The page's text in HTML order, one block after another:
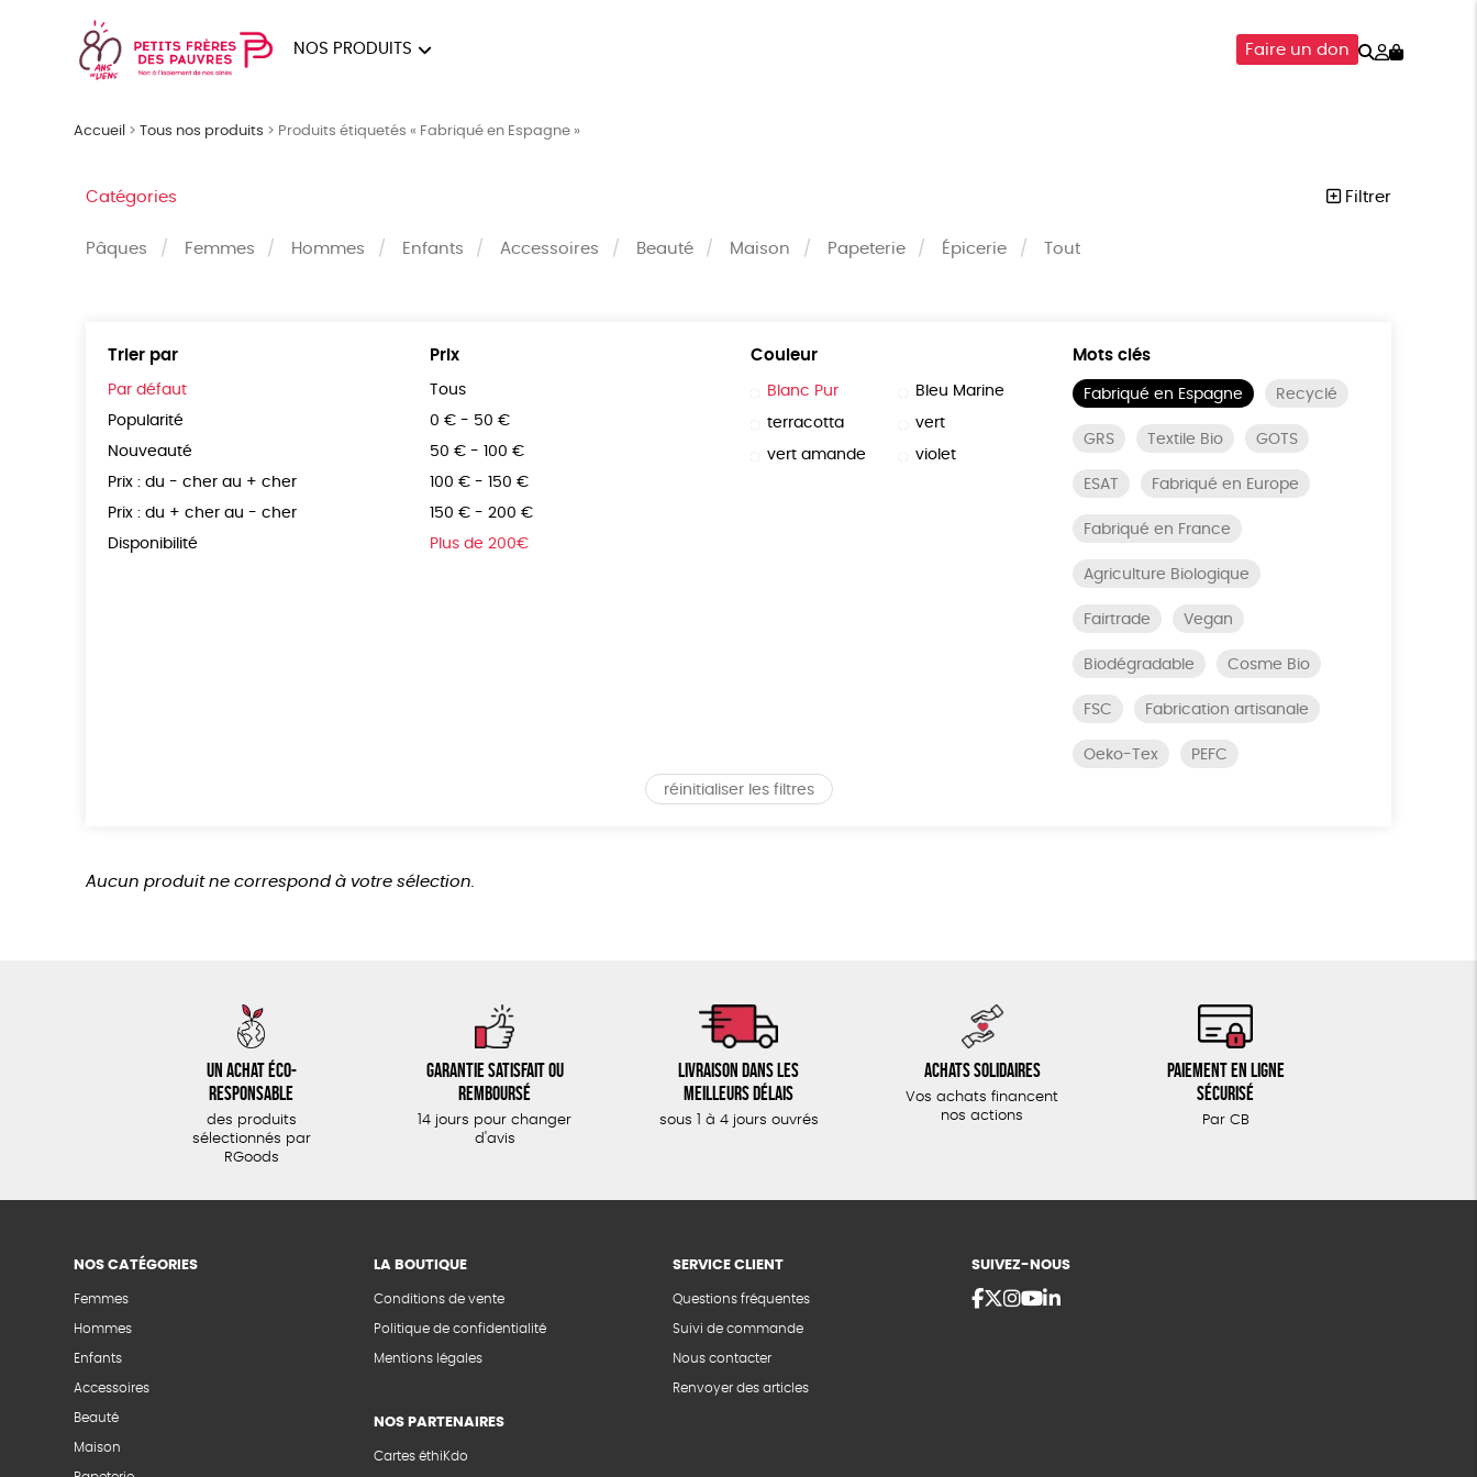
NOS PRODUITS Faire un don Rechercher
Mon
Accueil >Tous nos produits > Produits étiquetés « Fabriqué en Espagne »
Catégories Filtrer
Pâques Femmes Hommes Enfants Accessoires Beauté Maison Papeterie Épicerie Tout
Trier par
Par défaut
Popularité
Nouveauté
Prix : du - cher au + cher
Prix : du + cher au - cher
Disponibilité
Prix
Tous
0 € - 50 €
50 € - 100 €
100 € - 150 €
150 € - 200 €
Plus de 200€
Couleur
Blanc Pur Bleu Marine
terracotta vert
vert amande violet
Mots clés
Fabriqué en Espagne Recyclé
GRS Textile Bio GOTS
ESAT Fabriqué en Europe
Fabriqué en France
Agriculture Biologique
Fairtrade Vegan
Biodégradable Cosme Bio
FSC Fabrication artisanale
Oeko-Tex PEFC
réinitialiser les filtres
Aucun produit ne correspond à votre sélection.
Un achat éco-
responsable
des produits
sélectionnés par
RGoods
Garantie satisfait ou
remboursé
14 jours pour changer
d'avis
Livraison dans les
meilleurs délais
sous 1 à 4 jours ouvrés
Achats solidaires
Vos achats financent
nos actions
Paiement en ligne
sécurisé
Par CB
NOS CATÉGORIES
Femmes
Hommes
Enfants
Accessoires
Beauté
Maison
LA BOUTIQUE
Conditions de vente
Politique de confidentialité
Mentions légales
NOS PARTENAIRES
Cartes éthiKdo
SERVICE CLIENT
Questions fréquentes
Suivi de commande
Nous contacter
Renvoyer des articles
SUIVEZ-NOUS